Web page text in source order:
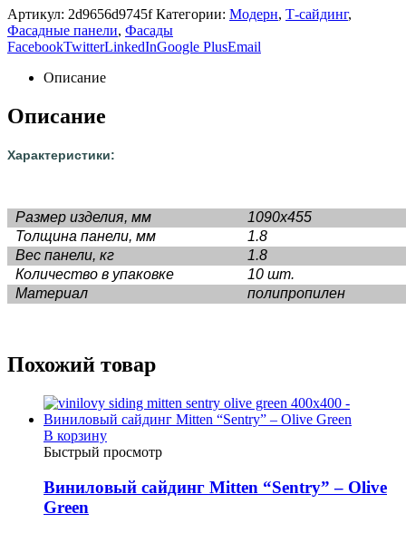
Артикул: 2d9656d9745f Категории: Модерн, Т-сайдинг,
Фасадные панели, Фасады
FacebookTwitterLinkedInGoogle PlusEmail
Описание
Описание
Характеристики:
Размер изделия, мм
1090х455
Толщина панели, мм
1.8
Вес панели, кг
1.8
Количество в упаковке
10 шт.
Материал
полипропилен
Похожий товар
В корзину
Быстрый просмотр
Виниловый сайдинг Mitten “Sentry” – Olive
Green